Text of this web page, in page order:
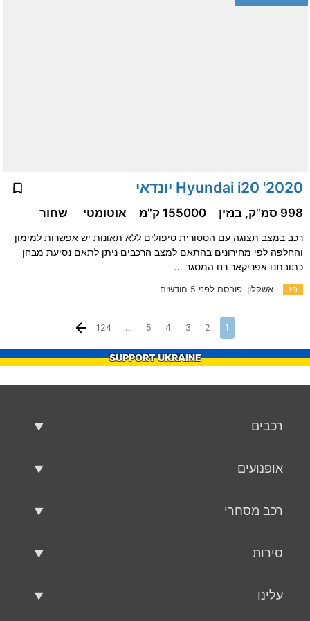
2020' Hyundai i20 יונדאי
פג אשקלון.פורסם לפני 5 חודשים
998 סמ"ק, בנזין 155000 ק"מ אוטומטי שחור
רכב במצב תצוגה עם הסטורית טיפולים ללא תאונות יש אפשרות למימון
והחלפה לפי מחירונים בהתאם למצב הרכבים ניתן לתאם נסיעת מבחן
כתובתנו אפריקאר רח המסגר …
1
2
3
4
5
…
124
SUPPORT UKRAINE
רכבים
אופנועים
רכב מסחרי
סירות
עלינו